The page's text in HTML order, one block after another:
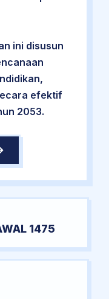
ini disusun
efektif
2053.
1475